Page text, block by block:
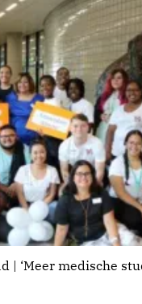
| ‘Meer medische